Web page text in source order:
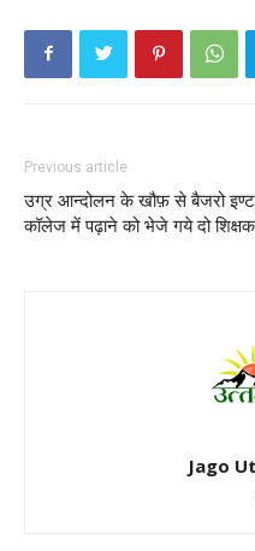
Previous article
उग्र आन्दोलन के खौफ़ से बैजरो
कॉलेज में पढ़ाने को भेजे गये दो शिक्षक..
Jago